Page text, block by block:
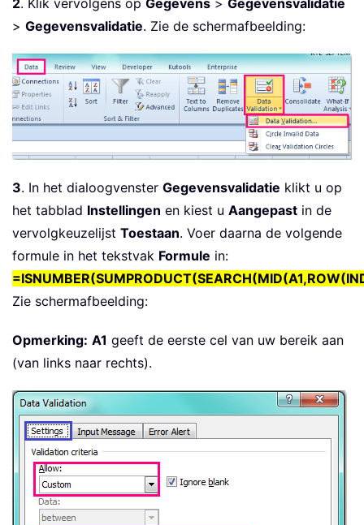
2. Klik vervolgens op Gegevens > Gegevensvalidatie
> Gegevensvalidatie. Zie de schermafbeelding:
3. In het dialoogvenster Gegevensvalidatie klikt u op
het tabblad Instellingen en kiest u Aangepast in de
vervolgkeuzelijst Toestaan. Voer daarna de volgende
formule in het tekstvak Formule in:
Zie schermafbeelding:
Opmerking: A1 geeft de eerste cel van uw bereik aan
(van links naar rechts).